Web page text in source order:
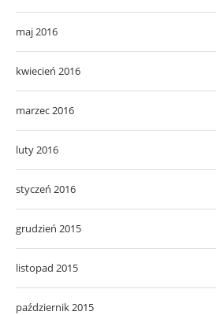
maj 2016
kwiecień 2016
marzec 2016
luty 2016
styczeń 2016
grudzień 2015
listopad 2015
październik 2015